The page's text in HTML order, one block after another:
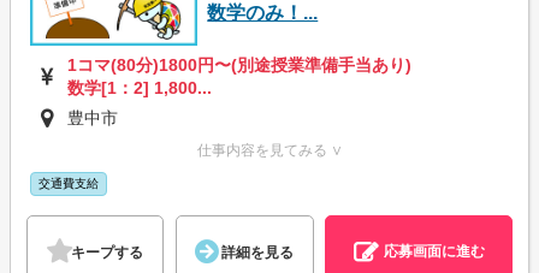
数学のみ！...
1コマ(80分)1800円〜(別途授業準備手当あり)
数学[1：2] 1,800...
豊中市
仕事内容を見てみる ∨
交通費支給
キープする 詳細を見る 応募画面に進む